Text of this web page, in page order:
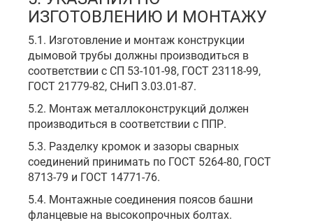
ИЗГОТОВЛЕНИЮ И МОНТАЖУ
5.1. Изготовление и монтаж конструкции
дымовой трубы должны производиться в
соответствии с СП 53-101-98, ГОСТ 23118-99,
ГОСТ 21779-82, СНиП 3.03.01-87.
5.2. Монтаж металлоконструкций должен
производиться в соответствии с ППР.
5.3. Разделку кромок и зазоры сварных
соединений принимать по ГОСТ 5264-80, ГОСТ
8713-79 и ГОСТ 14771-76.
5.4. Монтажные соединения поясов башни
фланцевые на высокопрочных болтах.